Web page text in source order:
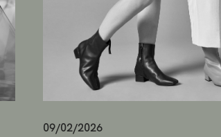
09/02/2026